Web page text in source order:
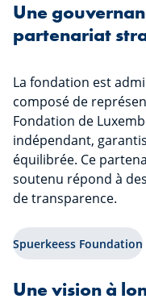
Une
partenariat
La fondation est
composé de
Fondation de
indépendant,
équilibrée. Ce
soutenu répond à
de transparence.
Spuerkeess Foundation
Une vision à